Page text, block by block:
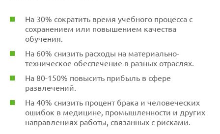
На 30% сократить время учебного процесса с
сохранением или повышением качества
обучения.
На 60% снизить расходы на материально-
техническое обеспечение в разных отраслях.
На 80-150% повысить прибыль в сфере
развлечений.
На 40% снизить процент брака и человеческих
ошибок в медицине, промышленности и других
направлениях работы, связанных с рисками.